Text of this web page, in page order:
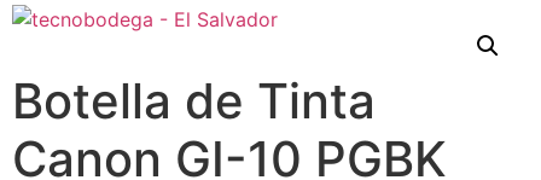
Botella de Tinta
Canon GI-10 PGBK